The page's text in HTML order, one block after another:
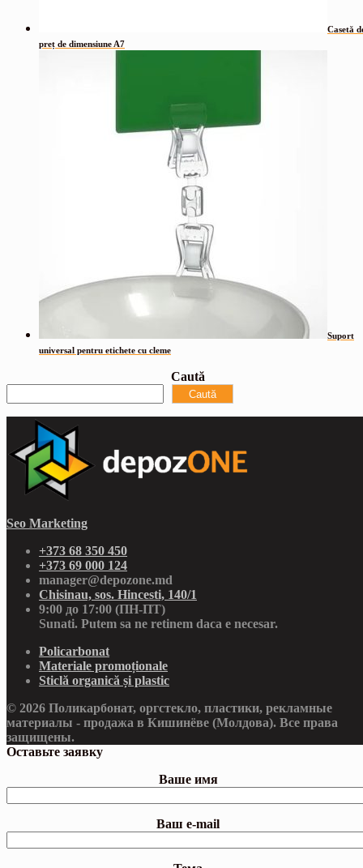
Casetă
preț de dimensiune A7
Suport
universal pentru etichete cu cleme
Caută
Caută
Seo Marketing
+373 68 350 450
+373 69 000 124
manager@depozone.md
Chisinau, sos. Hincesti, 140/1
9:00 до 17:00 (ПН-ПТ)
Sunati. Putem sa ne retinem daca e necesar.
Policarbonat
Materiale promoționale
Sticlă organică și plastic
© 2026 Поликарбонат, оргстекло, пластики, рекламные
материалы - продажа в Кишинёве (Молдова). Все права
защищены.
Оставьте заявку
Ваше имя
Ваш e-mail